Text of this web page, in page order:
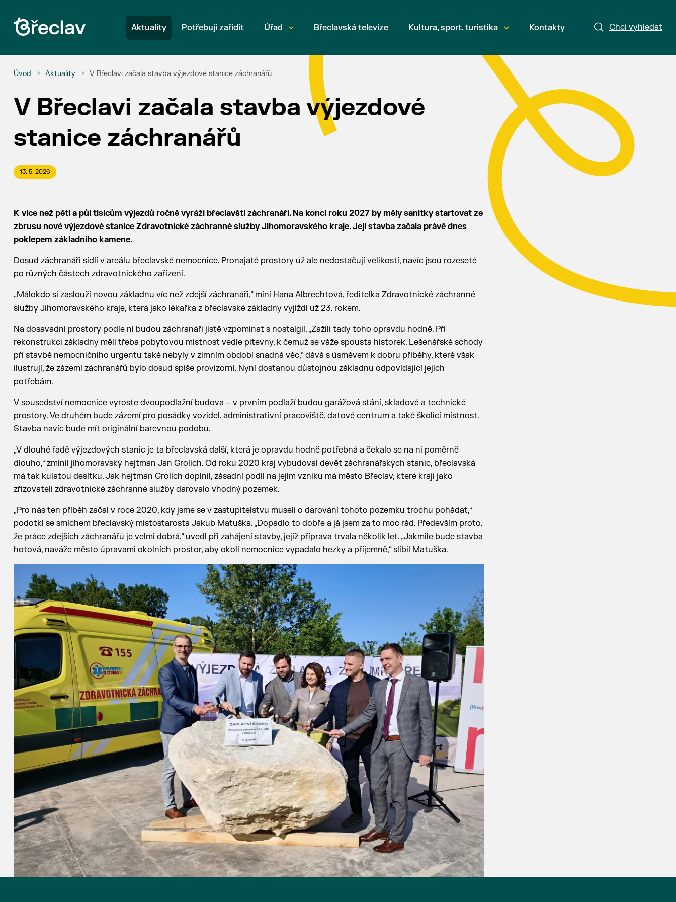
Chci vyhledat
Aktuality Potřebuji zařídit Úřad Břeclavská televize Kultura, sport, turistika Kontakty
Úvod Aktuality V Břeclavi začala stavba výjezdové stanice záchranářů
V Břeclavi začala stavba výjezdové
stanice záchranářů
13. 5. 2026
K více než pěti a půl tisícům výjezdů ročně vyráží břeclavští záchranáři. Na konci roku 2027 by měly sanitky startovat ze
zbrusu nové výjezdové stanice Zdravotnické záchranné služby Jihomoravského kraje. Její stavba začala právě dnes
poklepem základního kamene.
Dosud záchranáři sídlí v areálu břeclavské nemocnice. Pronajaté prostory už ale nedostačují velikostí, navíc jsou rozeseté
po různých částech zdravotnického zařízení.
„Málokdo si zaslouží novou základnu víc než zdejší záchranáři,“ míní Hana Albrechtová, ředitelka Zdravotnické záchranné
služby Jihomoravského kraje, která jako lékařka z břeclavské základny vyjíždí už 23. rokem.
Na dosavadní prostory podle ní budou záchranáři jistě vzpomínat s nostalgií. „Zažili tady toho opravdu hodně. Při
rekonstrukci základny měli třeba pobytovou místnost vedle pitevny, k čemuž se váže spousta historek. Lešenářské schody
při stavbě nemocničního urgentu také nebyly v zimním období snadná věc,“ dává s úsměvem k dobru příběhy, které však
ilustrují, že zázemí záchranářů bylo dosud spíše provizorní. Nyní dostanou důstojnou základnu odpovídající jejich
potřebám.
V sousedství nemocnice vyroste dvoupodlažní budova – v prvním podlaží budou garážová stání, skladové a technické
prostory. Ve druhém bude zázemí pro posádky vozidel, administrativní pracoviště, datové centrum a také školicí místnost.
Stavba navíc bude mít originální barevnou podobu.
„V dlouhé řadě výjezdových stanic je ta břeclavská další, která je opravdu hodně potřebná a čekalo se na ni poměrně
dlouho,“ zmínil jihomoravský hejtman Jan Grolich. Od roku 2020 kraj vybudoval devět záchranářských stanic, břeclavská
má tak kulatou desítku. Jak hejtman Grolich doplnil, zásadní podíl na jejím vzniku má město Břeclav, které kraji jako
zřizovateli zdravotnické záchranné služby darovalo vhodný pozemek.
„Pro nás ten příběh začal v roce 2020, kdy jsme se v zastupitelstvu museli o darování tohoto pozemku trochu pohádat,“
podotkl se smíchem břeclavský místostarosta Jakub Matuška. „Dopadlo to dobře a já jsem za to moc rád. Především proto,
že práce zdejších záchranářů je velmi dobrá,“ uvedl při zahájení stavby, jejíž příprava trvala několik let. „Jakmile bude stavba
hotová, naváže město úpravami okolních prostor, aby okolí nemocnice vypadalo hezky a příjemně,“ slíbil Matuška.